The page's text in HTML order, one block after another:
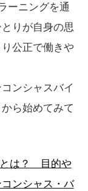
ーニングを通
りが自身の思
公正で働きや
ンシャスバイ
ら始めてみて
とは？ 目的や
ンシャス・バ